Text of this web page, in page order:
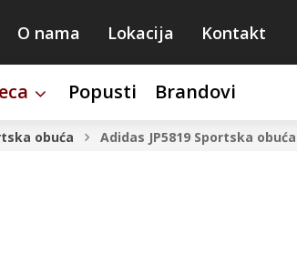
O nama Lokacija Kontakt
Popusti Brandovi
obuća Adidas JP5819 Sportska obuća